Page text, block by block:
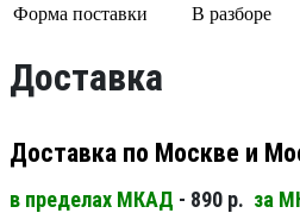
Форма поставки
В разборе
Доставка
Доставка по Москве и
в пределах МКАД - 890 р. за